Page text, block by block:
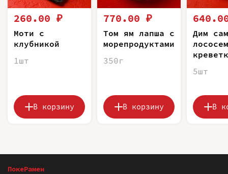
260.00 ₽
Моти с
клубникой
1шт
В корзину
770.00 ₽
Том ям лапша с
морепродуктами
350г
В корзину
Дим
5шт
В
ПокеРамен